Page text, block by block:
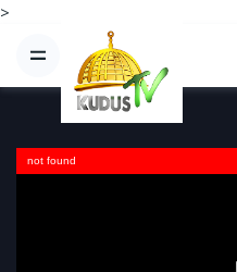
>
not found